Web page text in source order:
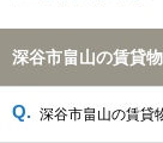
深谷市畠山の賃貸
深谷市畠山の賃貸